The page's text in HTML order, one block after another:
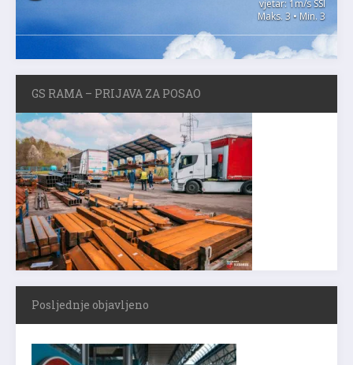
vjetar: 1m/s SSI
Maks. 3 • Min. 3
GS RAMA – PRIJAVA ZA POSAO
Posljednje objavljeno